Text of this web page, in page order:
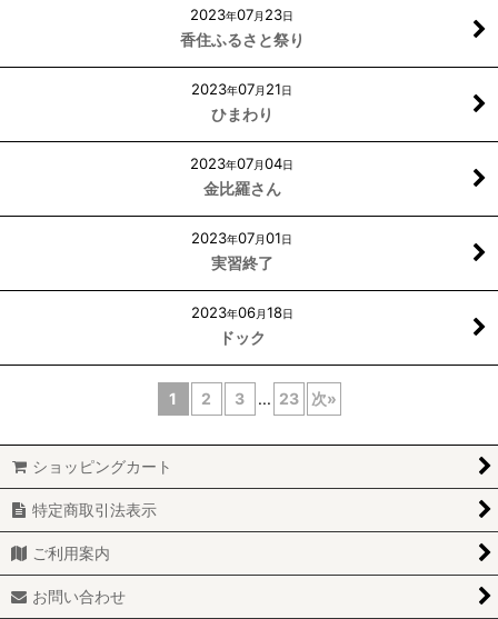
2023年07月 23日
香住ふるさと祭り
2023年07月 21日
ひまわり
2023年07月04日
金比羅さん
2023年07月01日
実習終了
2023年06月18日
ドック
1 2 3 ... 23 次»
ショッピングカート
特定商取引法表示
ご利用案内
お問い合わせ